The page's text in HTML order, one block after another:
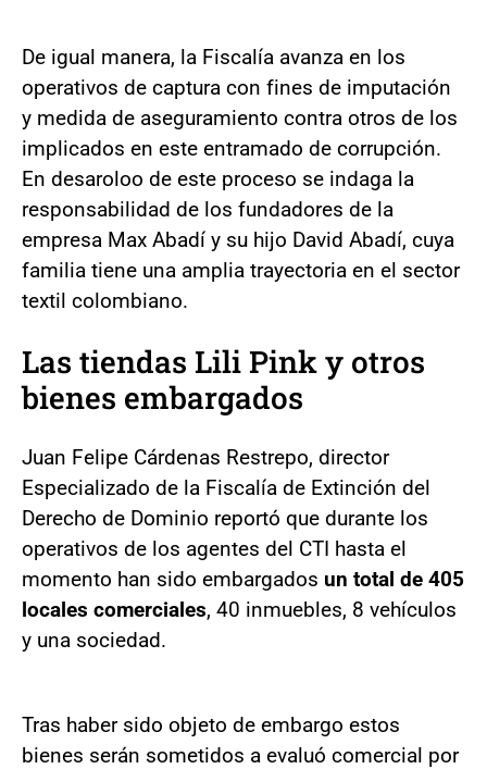
De igual manera, la Fiscalía avanza en los
operativos de captura con fines de imputación
y medida de aseguramiento contra otros de los
implicados en este entramado de corrupción.
En desaroloo de este proceso se indaga la
responsabilidad de los fundadores de la
empresa Max Abadí y su hijo David Abadí, cuya
familia tiene una amplia trayectoria en el sector
textil colombiano.
Las tiendas Lili Pink y otros
bienes embargados
Juan Felipe Cárdenas Restrepo, director
Especializado de la Fiscalía de Extinción del
Derecho de Dominio reportó que durante los
operativos de los agentes del CTI hasta el
momento han sido embargados un total de 405
locales comerciales, 40 inmuebles, 8 vehículos
y una sociedad.
Tras haber sido objeto de embargo estos
bienes serán sometidos a evaluó comercial por